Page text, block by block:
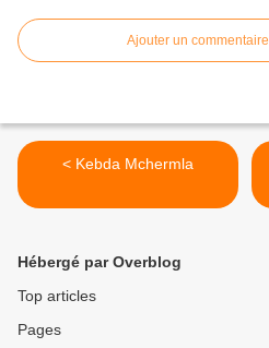
Ajouter un commentaire
< Kebda Mchermla
Hébergé par Overblog
Top articles
Pages